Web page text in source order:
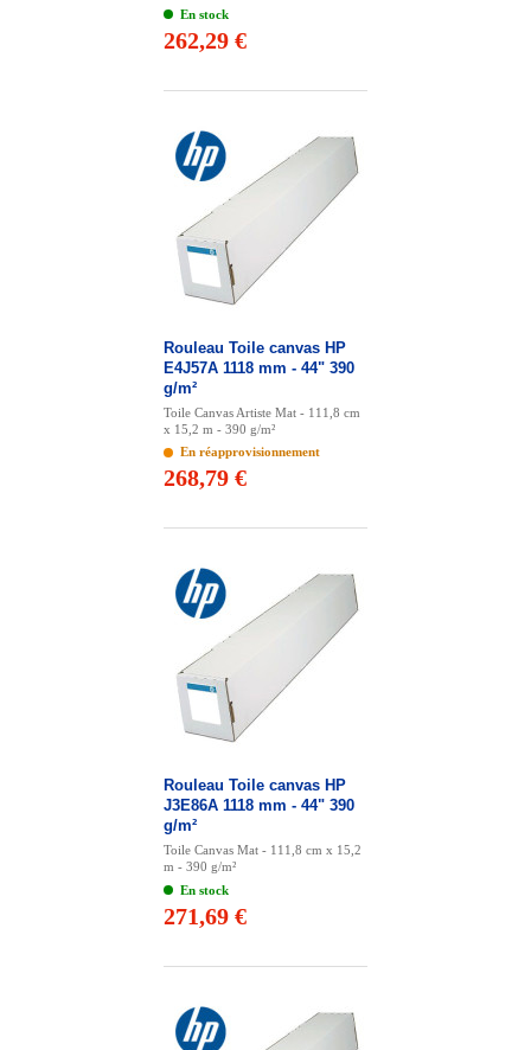
En stock
262,29 €
Rouleau Toile canvas HP
E4J57A 1118 mm - 44" 390
g/m²
Toile Canvas Artiste Mat - 111,8 cm
x 15,2 m - 390 g/m²
En réapprovisionnement
268,79 €
Rouleau Toile canvas HP
J3E86A 1118 mm - 44" 390
g/m²
Toile Canvas Mat - 111,8 cm x 15,2
m - 390 g/m²
En stock
271,69 €